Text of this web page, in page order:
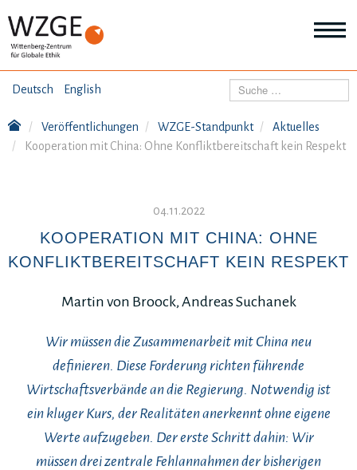
Deutsch English THEMEN
ANGEBOTE
Suchen
Veröffentlichungen WZGE-Standpunkt
Aktuelles
Kooperation mit China: Ohne Konfliktbereitschaft kein Respekt
04.11.2022
KOOPERATION MIT CHINA: OHNE
KONFLIKTBEREITSCHAFT KEIN RESPEKT
Martin von Broock, Andreas Suchanek
Wir müssen die Zusammenarbeit mit China neu
definieren. Diese Forderung richten führende
Wirtschaftsverbände an die Regierung. Notwendig ist
ein kluger Kurs, der Realitäten anerkennt ohne eigene
Werte aufzugeben. Der erste Schritt dahin: Wir
müssen drei zentrale Fehlannahmen der bisherigen